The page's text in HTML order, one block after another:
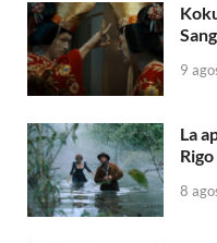
9
La
8